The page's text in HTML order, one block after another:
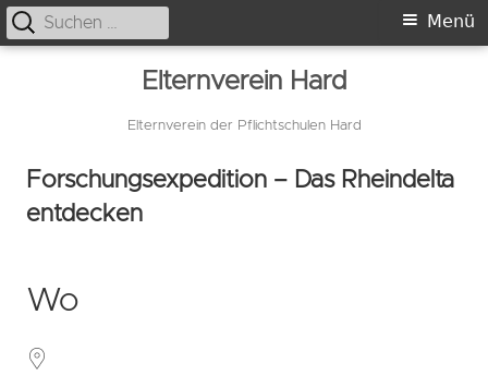
Elternverein Hard
Elternverein der Pflichtschulen Hard
Primäres
Menü
Suche
nach:
Forschungsexpedition – Das Rheindelta
entdecken
Wo